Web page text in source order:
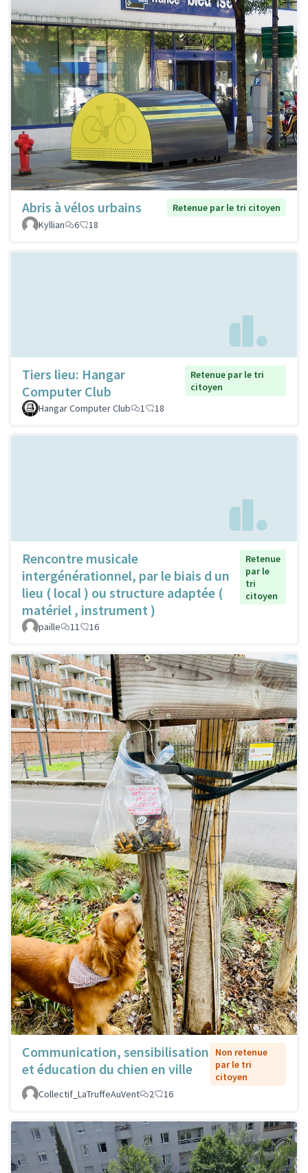
Abris à vélos urbains
Retenue par le tri citoyen
Kyllian
6 18
Tiers lieu: Hangar
Computer Club
Retenue par le tri
citoyen
Hangar Computer Club
1 18
Rencontre musicale
intergénérationnel, par le biais d un
lieu ( local ) ou structure adaptée (
matériel , instrument )
Retenue
par le
tri
citoyen
paille 11 16
Communication, sensibilisation
et éducation du chien en ville
Non retenue
par le tri
citoyen
Collectif_LaTruffeAuVent
2 16